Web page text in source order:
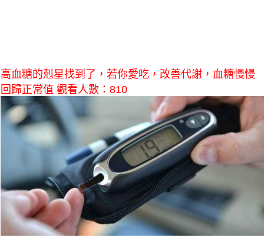
高血糖的剋星找到了，若你愛吃，改善代謝，血糖慢慢
回歸正常值 觀看人數：810